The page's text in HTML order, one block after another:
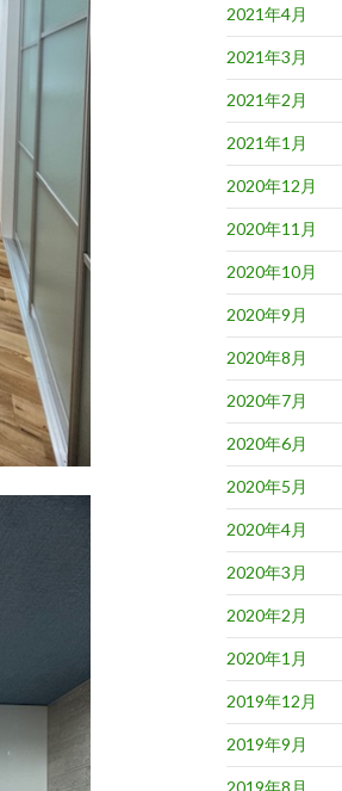
2021年4月
2021年3月
2021年2月
2021年1月
2020年12月
2020年11月
2020年10月
2020年9月
2020年8月
2020年7月
2020年6月
2020年5月
2020年4月
2020年3月
2020年2月
2020年1月
2019年12月
2019年9月
2019年8月